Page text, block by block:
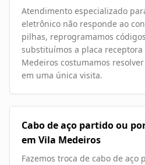
Atendimento especializado
eletrônico não responde ao
pilhas, reprogramamos
substituímos a placa receptora
Medeiros costumamos
em uma única visita.
Cabo de aço partido ou
em Vila Medeiros
Fazemos troca de cabo de